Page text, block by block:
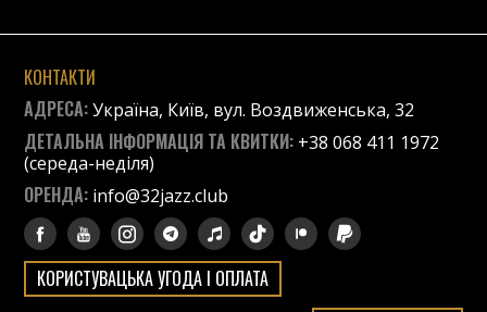
КОНТАКТИ
АДРЕСА:Україна, Київ, вул. Воздвиженська, 32
ДЕТАЛЬНА ІНФОРМАЦІЯ ТА КВИТКИ: +38 068 411 1972
(середа-неділя)
ОРЕНДА: info@32jazz.club
КОРИСТУВАЦЬКА УГОДА І ОПЛАТА